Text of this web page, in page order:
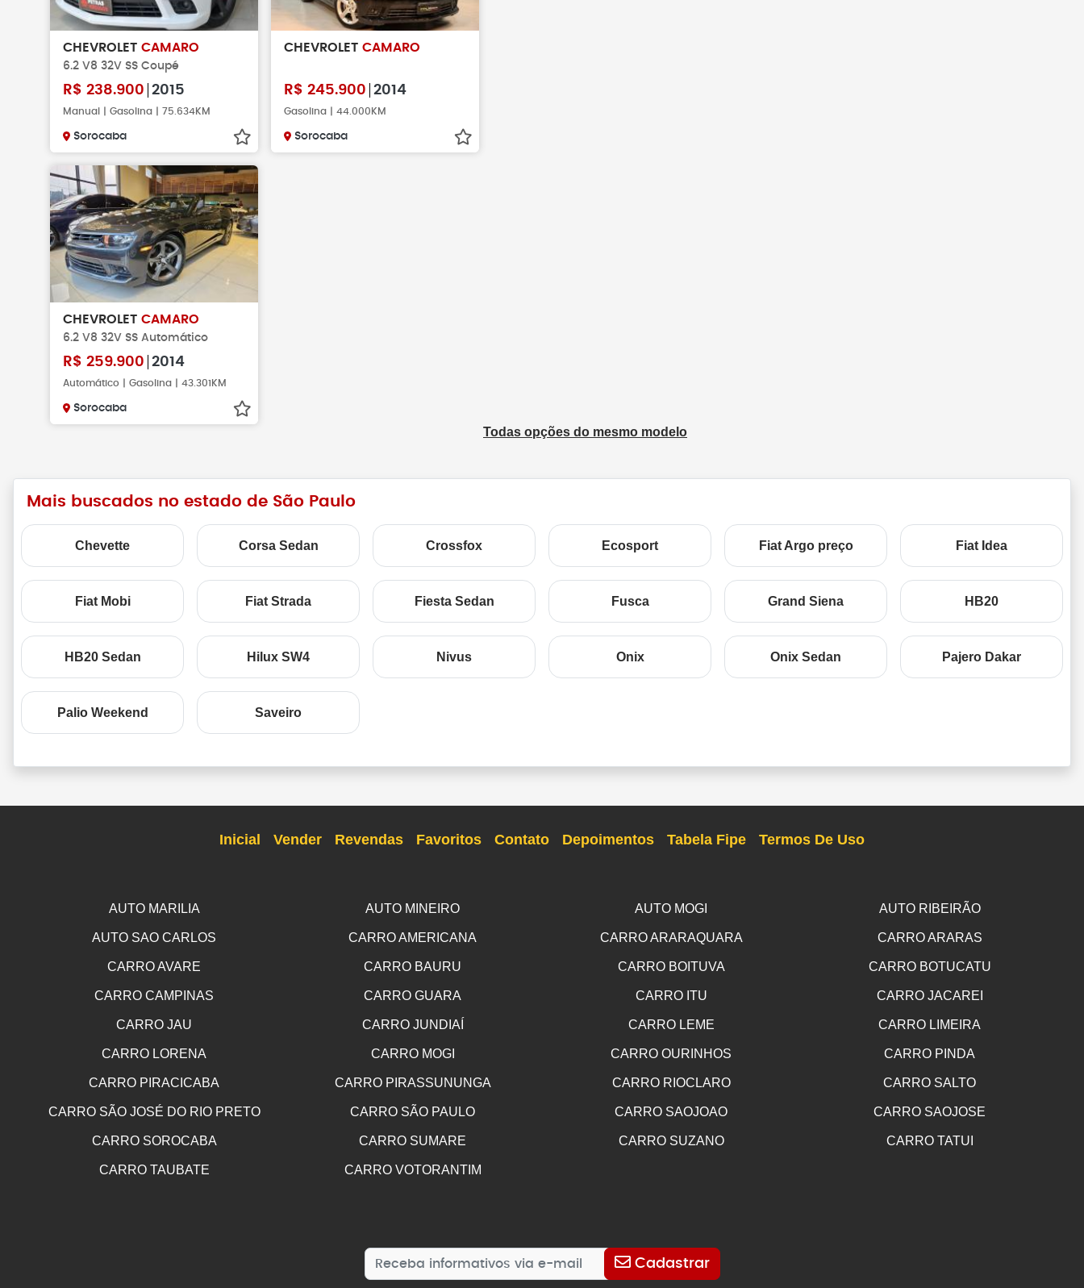
CHEVROLET CAMARO
6.2 V8 32V SS Coupé
R$ 238.900 2015
Manual | Gasolina | 75.634KM
Sorocaba
CHEVROLET CAMARO
R$ 245.900 2014
Gasolina | 44.000KM
Sorocaba
CHEVROLET CAMARO
6.2 V8 32V SS Automático
R$ 259.900 2014
Automático | Gasolina | 43.301KM
Sorocaba
Todas opções do mesmo modelo
Mais buscados no estado de São Paulo
Chevette Corsa Sedan Crossfox Ecosport Fiat Argo preço Fiat Idea
Fiat Mobi Fiat Strada Fiesta Sedan Fusca Grand Siena HB20
HB20 Sedan Hilux SW4 Nivus Onix Onix Sedan Pajero Dakar
Palio Weekend Saveiro
Inicial Vender Revendas Favoritos Contato Depoimentos Tabela Fipe Termos De Uso
AUTO MARILIA AUTO MINEIRO AUTO MOGI AUTO RIBEIRÃO
AUTO SAO CARLOS CARRO AMERICANA CARRO ARARAQUARA CARRO ARARAS
CARRO AVARE CARRO BAURU CARRO BOITUVA CARRO BOTUCATU
CARRO CAMPINAS CARRO GUARA CARRO ITU CARRO JACAREI
CARRO JAU CARRO JUNDIAÍ CARRO LEME CARRO LIMEIRA
CARRO LORENA CARRO MOGI CARRO OURINHOS CARRO PINDA
CARRO PIRACICABA CARRO PIRASSUNUNGA CARRO RIOCLARO CARRO SALTO
CARRO SÃO JOSÉ DO RIO PRETO CARRO SÃO PAULO CARRO SAOJOAO CARRO SAOJOSE
CARRO SOROCABA CARRO SUMARE CARRO SUZANO CARRO TATUI
CARRO TAUBATE CARRO VOTORANTIM
Cadastrar